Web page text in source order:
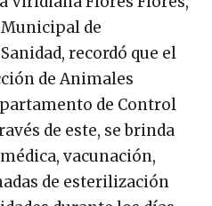
Viridiana Flores Flores,
de
recordó que el
de Animales
de Control
de este, se brinda
vacunación,
de esterilización